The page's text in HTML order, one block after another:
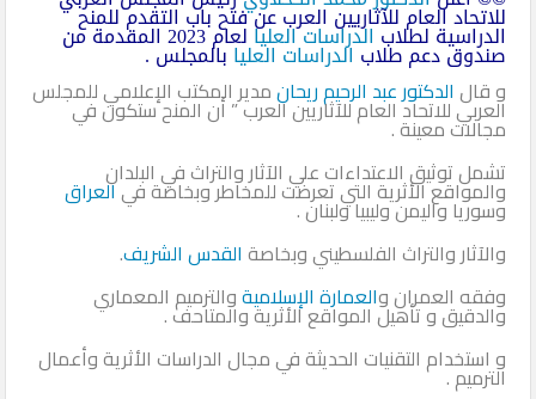
للاتحاد العام للآثاريين العرب عن فتح باب التقدم للمنح
الدراسية لطلابالدراسات العليا لعام 2023 المقدمة من
صندوق دعم طلابالدراسات العليابالمجلس .
و قال الدكتور عبد الرحيم ريحانمدير المكتب الإعلامي للمجلس
العربي للاتحاد العام للآثاريين العرب ” أن المنح ستكون في
مجالات معينة .
تشمل توثيق الاعتداءات علي الآثار والتراث في البلدان
والمواقع الأثرية التي تعرضت للمخاطر وبخاصة فيالعراق
وسوريا واليمن وليبيا ولبنان .
والآثار والتراث الفلسطيني وبخاصة القدس الشريف.
وفقه العمران والعمارة الإسلاميةوالترميم المعماري
والدقيق و تأهيل المواقع الأثرية والمتاحف .
و استخدام التقنيات الحديثة في مجال الدراسات الأثرية وأعمال
الترميم .